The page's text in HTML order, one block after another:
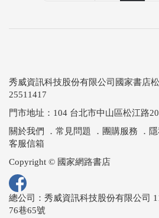
秀威資訊科技股份有限公司國家書店
25511417
門市地址：104 台北市中山區松江路
關於我們
． 常見問題 ． 團購服務 ．
客服信箱
Copyright © 國家網路書店
總公司：秀威資訊科技股份有限公司
76巷65號